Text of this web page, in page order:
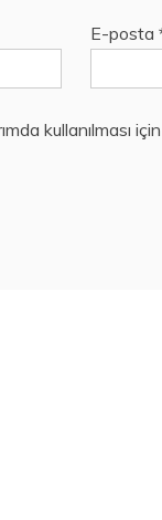
E-posta
kullanılması